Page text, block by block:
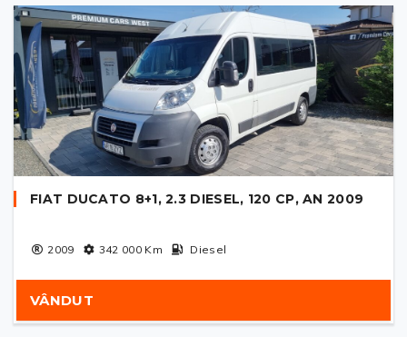
FIAT DUCATO 8+1, 2.3 DIESEL, 120 CP, AN 2009
2009 342 000Km Diesel
VÂNDUT